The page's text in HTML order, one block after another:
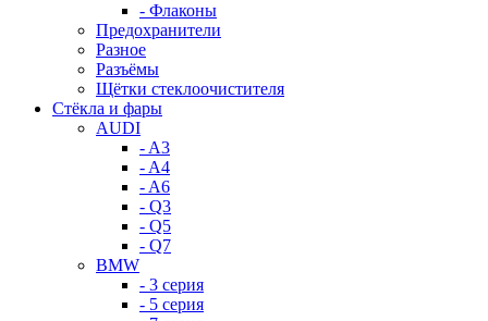
- Флаконы
Предохранители
Разное
Разъёмы
Щётки стеклоочистителя
Стёкла и фары
AUDI
- A3
- A4
- A6
- Q3
- Q5
- Q7
BMW
- 3 серия
- 5 серия